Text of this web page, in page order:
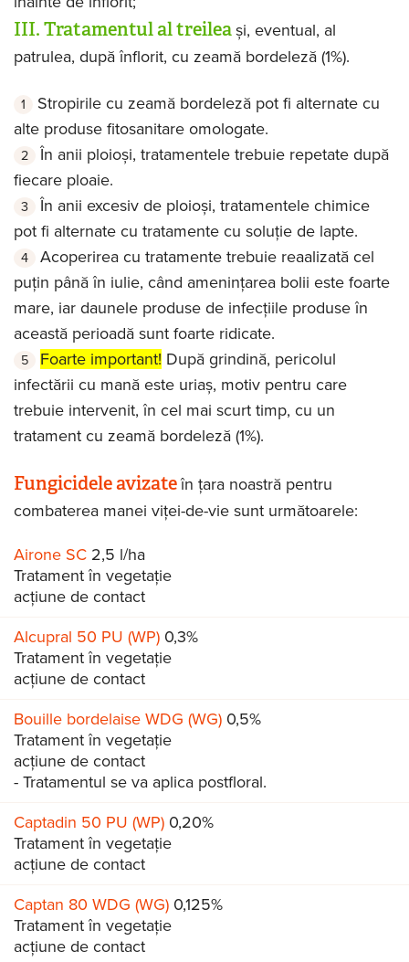
III. Tratamentul al treileași, eventual, al
patrulea, după înflorit, cu zeamă bordeleză (1%).
Stropirile cu zeamă bordeleză pot fi alternate cu
alte produse fitosanitare omologate.
În anii ploioși, tratamentele trebuie repetate după
fiecare ploaie.
În anii excesiv de ploioși, tratamentele chimice
pot fi alternate cu tratamente cu soluție de lapte.
Acoperirea cu tratamente trebuie reaalizată cel
puțin până în iulie, când amenințarea bolii este foarte
mare, iar daunele produse de infecțiile produse în
această perioadă sunt foarte ridicate.
Foarte important! După grindină, pericolul
infectării cu mană este uriaș, motiv pentru care
trebuie intervenit, în cel mai scurt timp, cu un
tratament cu zeamă bordeleză (1%).
Fungicidele avizateîn ţara noastră pentru
combaterea manei viței-de-vie sunt următoarele:
Airone SC 2,5 l/ha
Tratament în vegetație
acțiune de contact
Alcupral 50 PU (WP) 0,3%
Tratament în vegetație
acțiune de contact
Bouille bordelaise WDG (WG) 0,5%
Tratament în vegetație
acțiune de contact
- Tratamentul se va aplica postfloral.
Captadin 50 PU (WP) 0,20%
Tratament în vegetație
acțiune de contact
Captan 80 WDG (WG) 0,125%
Tratament în vegetație
acțiune de contact